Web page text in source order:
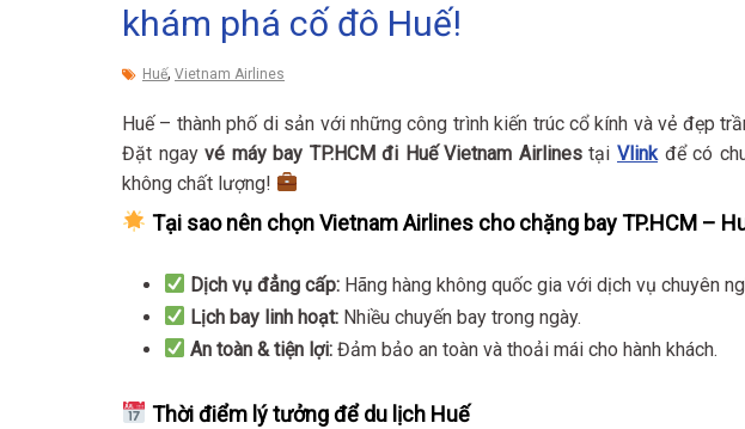
khám phá cố đô Huế!
Huế, Vietnam Airlines
Huế – thành phố di sản với những công trình kiến trúc cổ kính và vẻ đẹp
Đặt ngayvé máy bay TP.HCM đi Huế Vietnam AirlinestạiVlink để có
không chất lượng!
Tại sao nên chọn Vietnam Airlines cho chặng bay TP.HCM –
Dịch vụ đẳng cấp: Hãng hàng không quốc gia với dịch vụ chuyên
Lịch bay linh hoạt: Nhiều chuyến bay trong ngày.
An toàn & tiện lợi: Đảm bảo an toàn và thoải mái cho hành khách.
Thời điểm lý tưởng để du lịch Huế